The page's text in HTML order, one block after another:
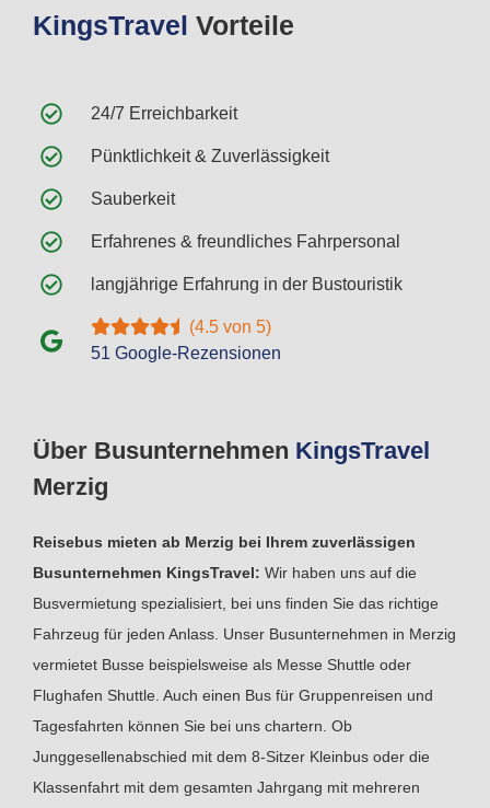
Über Busunternehmen KingsTravel
Merzig
Reisebus mieten ab Merzig bei Ihrem zuverlässigen
Busunternehmen KingsTravel: Wir haben uns auf die
Busvermietung spezialisiert, bei uns finden Sie das richtige
Fahrzeug für jeden Anlass. Unser Busunternehmen in Merzig
vermietet Busse beispielsweise als Messe Shuttle oder
Flughafen Shuttle. Auch einen Bus für Gruppenreisen und
Tagesfahrten können Sie bei uns chartern. Ob
Junggesellenabschied mit dem 8-Sitzer Kleinbus oder die
Klassenfahrt mit dem gesamten Jahrgang mit mehreren
KingsTravel Vorteile
24/7 Erreichbarkeit
Pünktlichkeit & Zuverlässigkeit
Sauberkeit
Erfahrenes & freundliches Fahrpersonal
langjährige Erfahrung in der Bustouristik
(4.5 von 5)
51 Google-Rezensionen